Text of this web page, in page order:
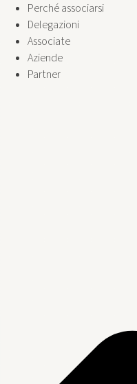
Perché associarsi
Delegazioni
Associate
Aziende
Partner